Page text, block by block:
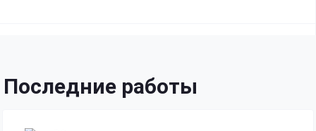
Последние работы